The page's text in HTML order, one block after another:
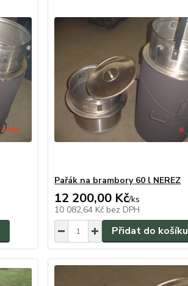
Pařák na brambory 60 l NEREZ
12 200,00 Kč/ks
10 082,64 Kč bez DPH
Přidat do košíku